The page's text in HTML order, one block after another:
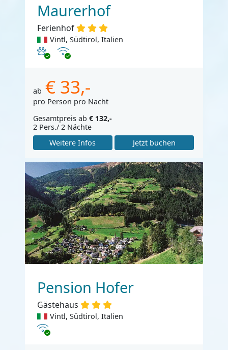
Maurerhof
Ferienhof
Vintl, Südtirol, Italien
Haustiere erlaubt
Internet
ab € 33,-
pro Person pro Nacht
Gesamtpreis ab € 132,-
2 Pers./ 2 Nächte
Weitere Infos
Jetzt buchen
Pension Hofer
Gästehaus
Vintl, Südtirol, Italien
Internet